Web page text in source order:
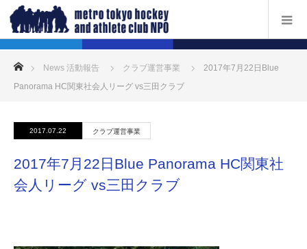
ホーム
News 活動報告 クラブ運営事業
2017年7月22日Blue
Panorama HC関東社会人リーグ vs三田クラブ
2017.07.22 クラブ運営事業
2017年7月22日Blue Panorama HC関東社
会人リーグ vs三田クラブ